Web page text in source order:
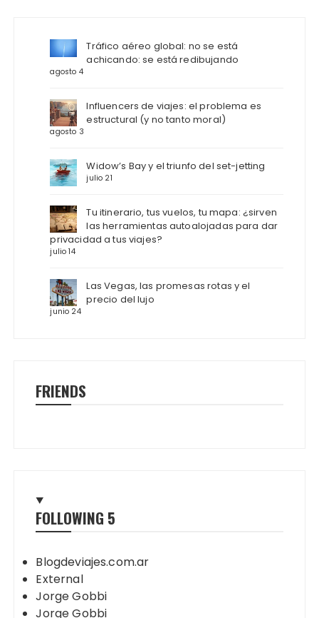
Tráfico aéreo global: no se está
achicando: se está redibujando
agosto 4
Influencers de viajes: el problema es
estructural (y no tanto moral)
agosto 3
Widow’s Bay y el triunfo del set-jetting
julio 21
Tu itinerario, tus vuelos, tu mapa: ¿sirven
las herramientas autoalojadas para dar
privacidad a tus viajes?
julio 14
Las Vegas, las promesas rotas y el
precio del lujo
junio 24
FRIENDS
FOLLOWING 5
Blogdeviajes.com.ar
External
Jorge Gobbi
Jorge Gobbi